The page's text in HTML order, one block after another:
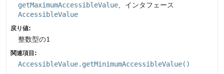
getMaximumAccessibleValue 、インタフェース
AccessibleValue
戻り値:
整数型の1
関連項目:
AccessibleValue.getMinimumAccessibleValue()